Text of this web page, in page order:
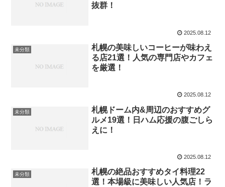
抜群！
2025.08.12
未分類
札幌の美味しいコーヒーが味わえ
る店21選！人気の専門店やカフェ
を厳選！
2025.08.12
未分類
札幌ドーム内&周辺のおすすめグ
ルメ19選！日ハム応援の腹ごしら
えに！
2025.08.12
未分類
札幌の絶品おすすめタイ料理22
選！本場級に美味しい人気店！ラ